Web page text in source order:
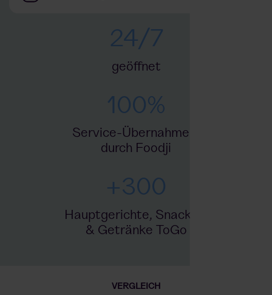
24/7
geöffnet
100%
Service-Übernahme
durch Foodji
+300
Hauptgerichte, Snacks
& Getränke ToGo
VERGLEICH